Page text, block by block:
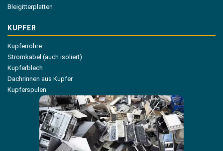
Bleigitterplatten
KUPFER
Kupferrohre
Stromkabel (auch isoliert)
Kupferblech
Dachrinnen aus Kupfer
Kupferspulen